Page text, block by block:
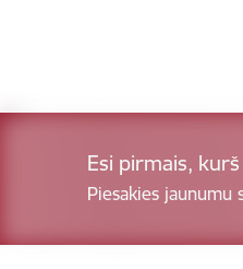
Esi pirmais,
Piesakies jaunumu